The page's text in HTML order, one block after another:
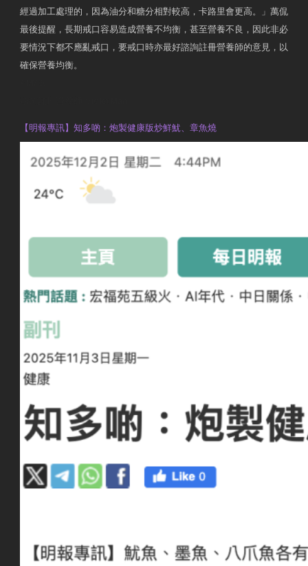
經過加工處理的，因為油分和糖分相對較高，卡路里會更高。」萬侃
最後提醒，長期戒口容易造成營養不均衡，甚至營養不良，因此非必
要情況下都不應亂戒口，要戒口時亦最好諮詢註冊營養師的意見，以
確保營養均衡。
【明報專訊】知多啲：炮製健康版炒鮮魷、章魚燒